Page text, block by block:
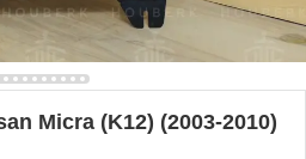
Micra (K12) (2003-2010)